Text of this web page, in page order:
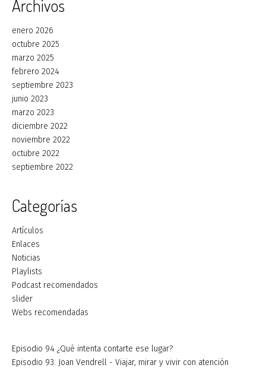
Archivos
enero 2026
octubre 2025
marzo 2025
febrero 2024
septiembre 2023
junio 2023
marzo 2023
diciembre 2022
noviembre 2022
octubre 2022
septiembre 2022
Categorías
Artículos
Enlaces
Noticias
Playlists
Podcast recomendados
slider
Webs recomendadas
Episodio 94 ¿Qué intenta contarte ese lugar?
Episodio 93. Joan Vendrell - Viajar, mirar y vivir con atención